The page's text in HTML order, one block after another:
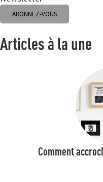
ABONNEZ-VOUS
Articles à la une
Comment